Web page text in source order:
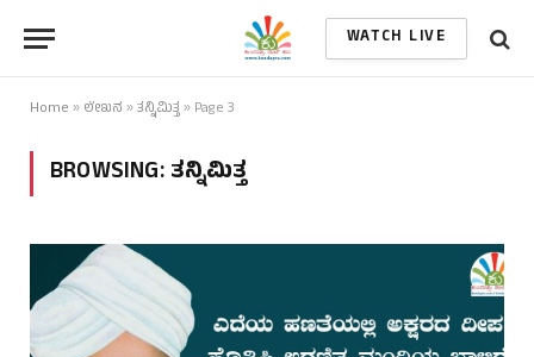
WATCH LIVE
Home » ಲೇಖನ »ತನ್ನಿಮಿತ್ತ» Page 3
BROWSING:ತನ್ನಿಮಿತ್ತ